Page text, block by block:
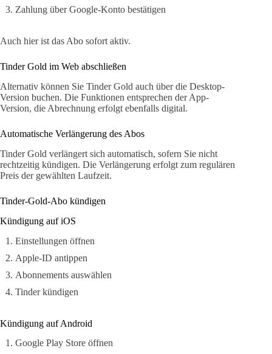
Zahlung über Google-Konto bestätigen
Auch hier ist das Abo sofort aktiv.
Tinder Gold im Web abschließen
Alternativ können Sie Tinder Gold auch über die Desktop-
Version buchen. Die Funktionen entsprechen der App-
Version, die Abrechnung erfolgt ebenfalls digital.
Automatische Verlängerung des Abos
Tinder Gold verlängert sich automatisch, sofern Sie nicht
rechtzeitig kündigen. Die Verlängerung erfolgt zum regulären
Preis der gewählten Laufzeit.
Tinder-Gold-Abo kündigen
Kündigung auf iOS
Einstellungen öffnen
Apple-ID antippen
Abonnements auswählen
Tinder kündigen
Kündigung auf Android
Google Play Store öffnen